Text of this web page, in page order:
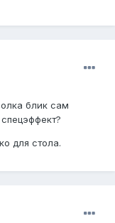
блик сам
для стола.